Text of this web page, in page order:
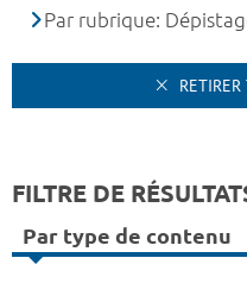
Par rubrique:
RETIRER
FILTRE DE
Par type de contenu